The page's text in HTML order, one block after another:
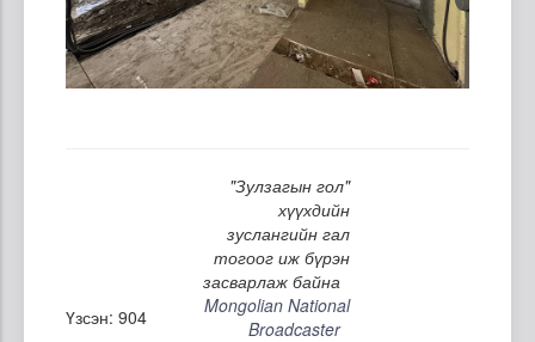
"Зулзагын гол"
хүүхдийн
зуслангийн гал
тогоог иж бүрэн
засварлаж байна
Үзсэн: 904
Mongolian National
Broadcaster